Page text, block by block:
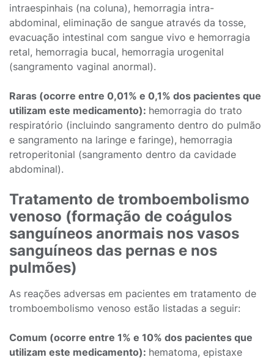
intraespinhais (na coluna), hemorragia intra-
abdominal, eliminação de sangue através da tosse,
evacuação intestinal com sangue vivo e hemorragia
retal, hemorragia bucal, hemorragia urogenital
(sangramento vaginal anormal).
Raras (ocorre entre 0,01% e 0,1% dos pacientes que
utilizam este medicamento): hemorragia do trato
respiratório (incluindo sangramento dentro do pulmão
e sangramento na laringe e faringe), hemorragia
retroperitonial (sangramento dentro da cavidade
abdominal).
Tratamento de tromboembolismo
venoso (formação de coágulos
sanguíneos anormais nos vasos
sanguíneos das pernas e nos
pulmões)
As reações adversas em pacientes em tratamento de
tromboembolismo venoso estão listadas a seguir:
Comum (ocorre entre 1% e 10% dos pacientes que
utilizam este medicamento): hematoma, epistaxe